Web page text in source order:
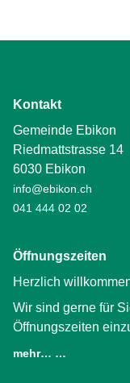
Kontakt
Gemeinde Ebikon
Riedmattstrasse 14
6030 Ebikon
info@ebikon.ch
041 444 02 02
Öffnungszeiten
Herzlich
Wir sind gerne für
Öffnungszeiten
mehr… …